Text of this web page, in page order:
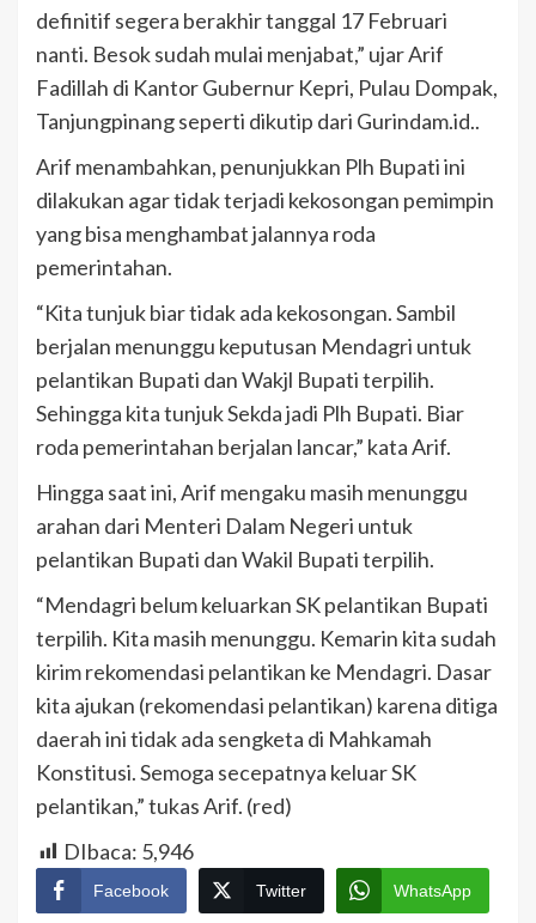
definitif segera berakhir tanggal 17 Februari
nanti. Besok sudah mulai menjabat,” ujar Arif
Fadillah di Kantor Gubernur Kepri, Pulau Dompak,
Tanjungpinang seperti dikutip dari Gurindam.id..
Arif menambahkan, penunjukkan Plh Bupati ini
dilakukan agar tidak terjadi kekosongan pemimpin
yang bisa menghambat jalannya roda
pemerintahan.
“Kita tunjuk biar tidak ada kekosongan. Sambil
berjalan menunggu keputusan Mendagri untuk
pelantikan Bupati dan Wakjl Bupati terpilih.
Sehingga kita tunjuk Sekda jadi Plh Bupati. Biar
roda pemerintahan berjalan lancar,” kata Arif.
Hingga saat ini, Arif mengaku masih menunggu
arahan dari Menteri Dalam Negeri untuk
pelantikan Bupati dan Wakil Bupati terpilih.
“Mendagri belum keluarkan SK pelantikan Bupati
terpilih. Kita masih menunggu. Kemarin kita sudah
kirim rekomendasi pelantikan ke Mendagri. Dasar
kita ajukan (rekomendasi pelantikan) karena ditiga
daerah ini tidak ada sengketa di Mahkamah
Konstitusi. Semoga secepatnya keluar SK
pelantikan,” tukas Arif. (red)
DIbaca: 5,946
Facebook Twitter WhatsApp